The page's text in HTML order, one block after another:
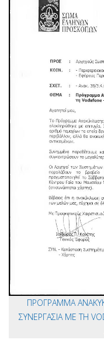
ΠΡΟΓΡΑΜΜΑ
ΣΥΝΕΡΓΑΣΙΑ ΜΕ ΤΗ